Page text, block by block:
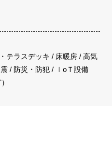
テラスデッキ / 床暖房 / 高気
/ 防災・防犯 / ＩoＴ設備